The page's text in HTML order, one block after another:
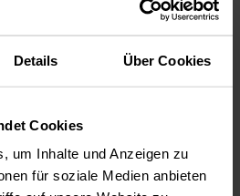
Details Über Cookies
Cookies
um Inhalte und Anzeigen zu
für soziale Medien anbieten
lehetĹ‘sĂ©g